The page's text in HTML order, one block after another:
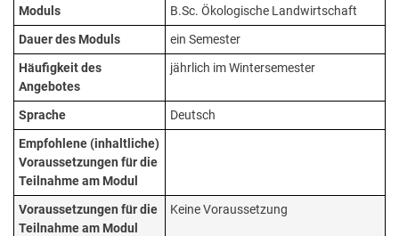
Moduls
B.Sc. Ökologische Landwirtschaft
Dauer des Moduls
ein Semester
Häufigkeit des
Angebotes
jährlich im Wintersemester
Sprache
Deutsch
Empfohlene (inhaltliche)
Voraussetzungen für die
Teilnahme am Modul
Voraussetzungen für die
Teilnahme am Modul
Keine Voraussetzung